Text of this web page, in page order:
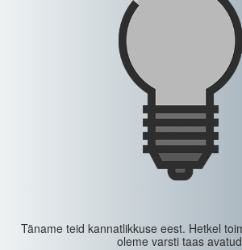
Täname teid kannatlikkuse eest. Hetkel
oleme varsti taas